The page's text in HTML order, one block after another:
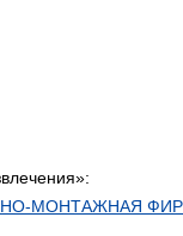
МОНТАЖНАЯ